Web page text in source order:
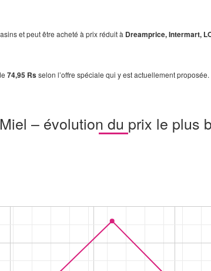
et peut être acheté à prix réduit à Dreamprice, Intermart,
74,95 Rsselon l’offre spéciale qui y est actuellement
Miel – évolution du prix le plus